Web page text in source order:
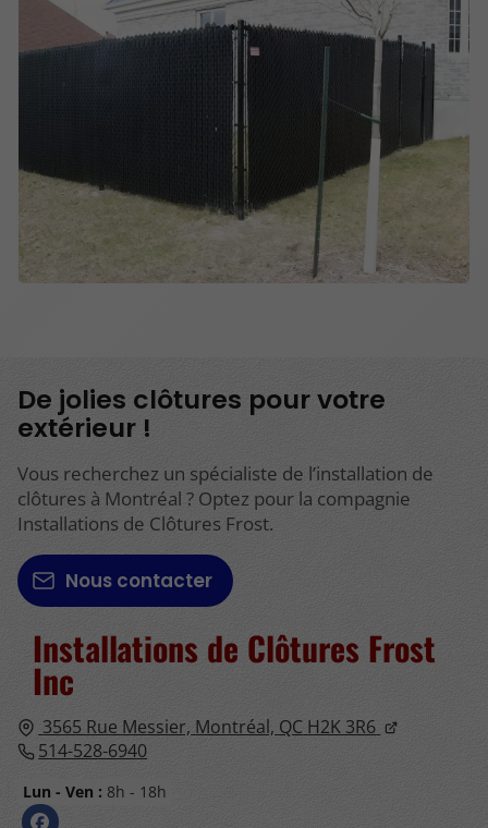
Installations de Clôtures Frost
Inc
3565 Rue Messier, Montréal, QC H2K 3R6
514-528-6940
Lun - Ven : 8h - 18h
De jolies clôtures pour votre
extérieur !
Vous recherchez un spécialiste de l’installation de
clôtures à Montréal ? Optez pour la compagnie
Installations de Clôtures Frost.
Nous contacter